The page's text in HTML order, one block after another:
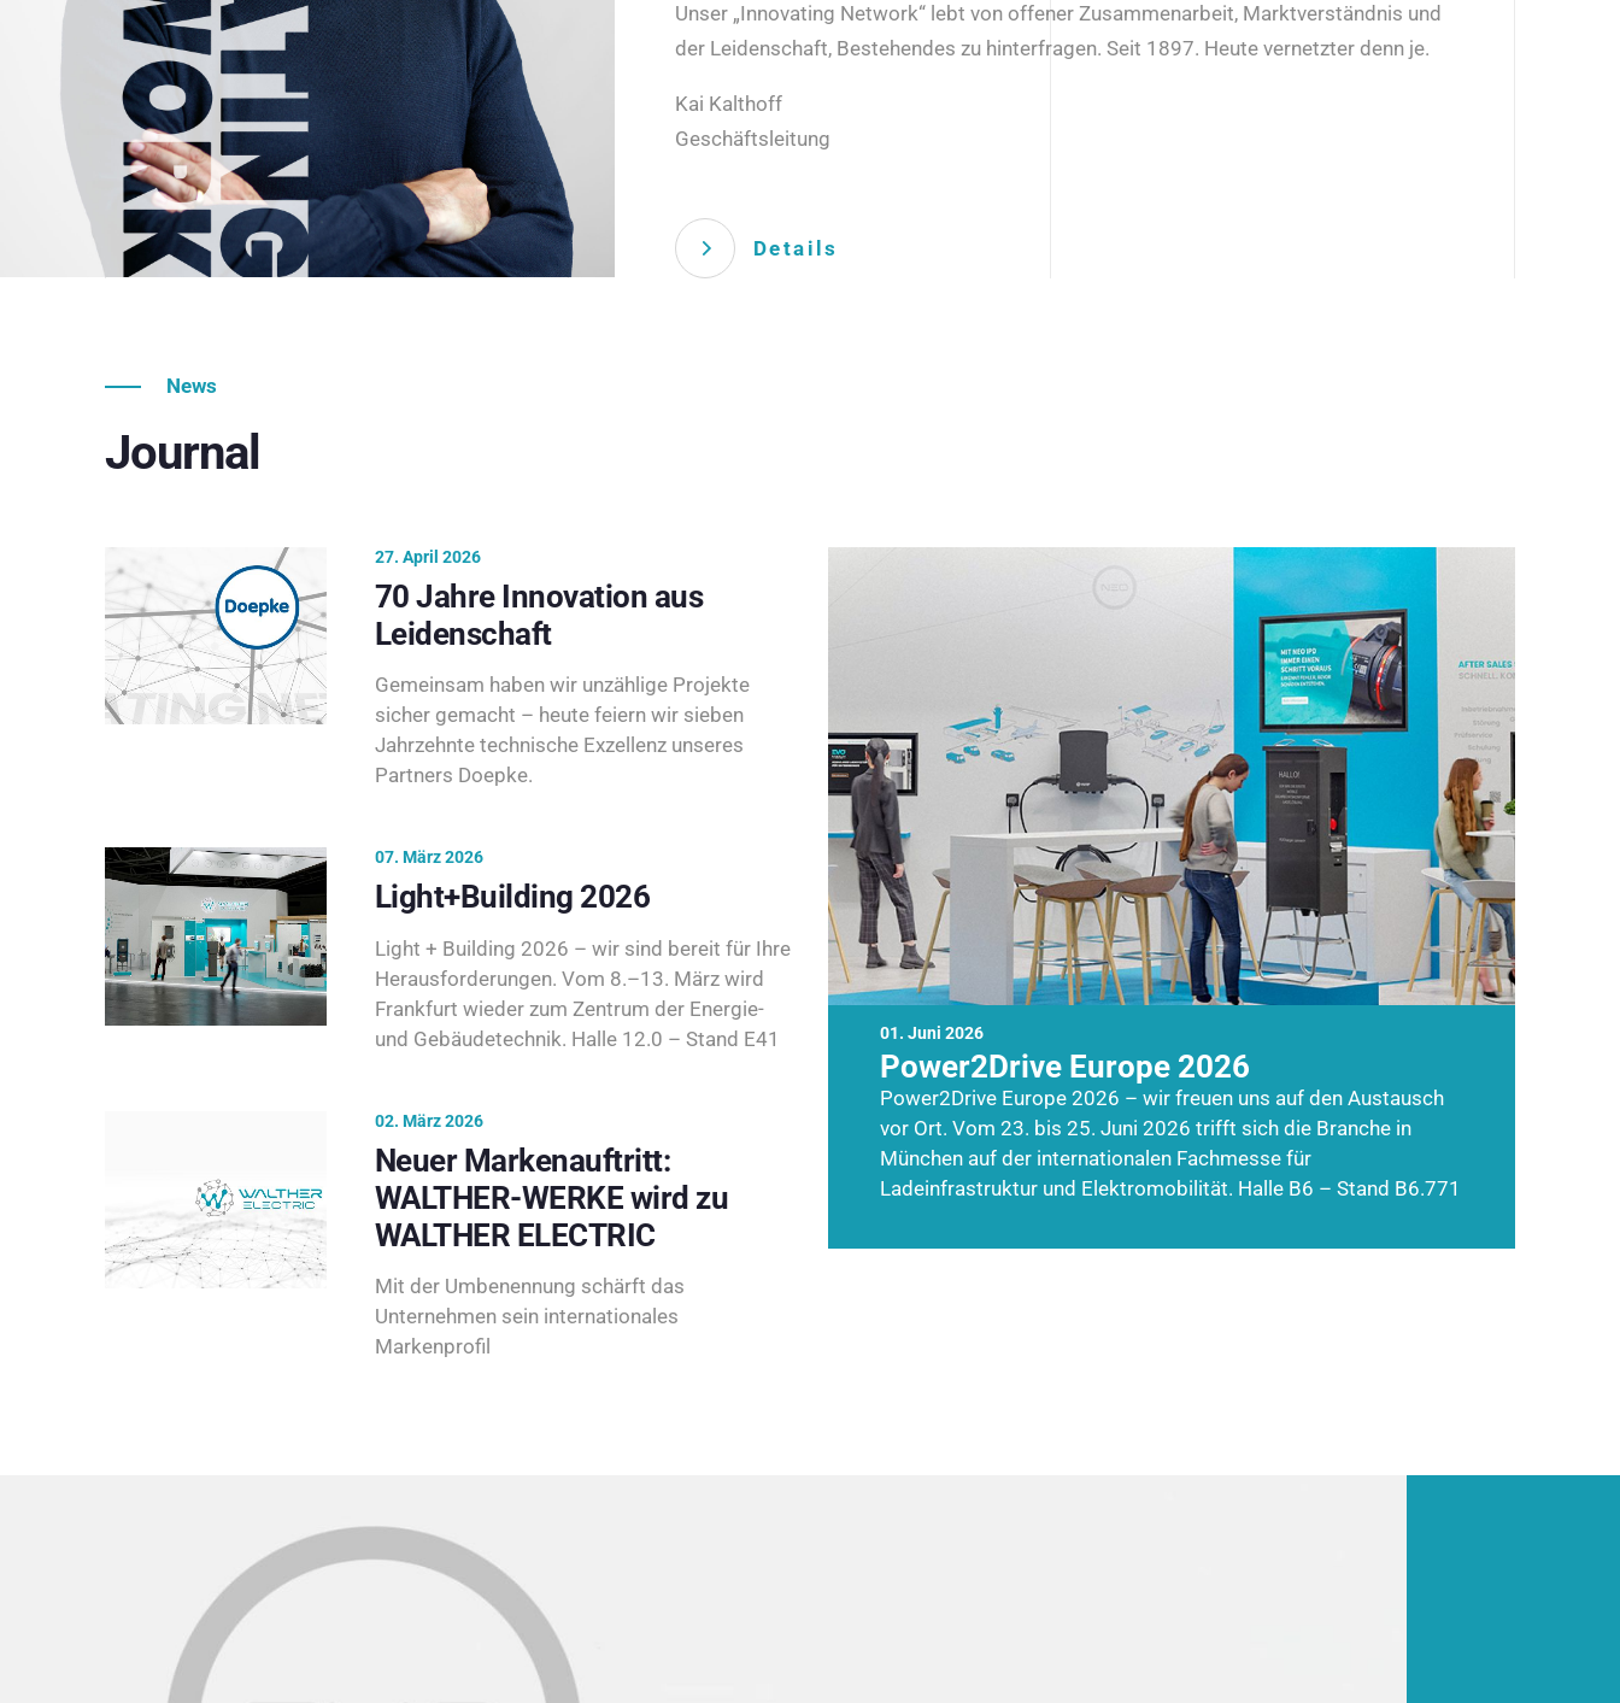
Unser „Innovating Network“ lebt von offener Zusammenarbeit, Marktverständnis und
der Leidenschaft, Bestehendes zu hinterfragen. Seit 1897. Heute vernetzter denn je.
Kai Kalthoff
Geschäftsleitung
Details
News
Journal
01. Juni 2026
Power2Drive Europe 2026
Power2Drive Europe 2026 – wir freuen uns auf den Austausch
vor Ort. Vom 23. bis 25. Juni 2026 trifft sich die Branche in
München auf der internationalen Fachmesse für
Ladeinfrastruktur und Elektromobilität. Halle B6 – Stand B6.771
27. April 2026
70 Jahre Innovation aus
Leidenschaft
Gemeinsam haben wir unzählige Projekte
sicher gemacht – heute feiern wir sieben
Jahrzehnte technische Exzellenz unseres
Partners Doepke.
07. März 2026
Light+Building 2026
Light + Building 2026 – wir sind bereit für Ihre
Herausforderungen. Vom 8.–13. März wird
Frankfurt wieder zum Zentrum der Energie-
und Gebäudetechnik. Halle 12.0 – Stand E41
02. März 2026
Neuer Markenauftritt:
WALTHER-WERKE wird zu
WALTHER ELECTRIC
Mit der Umbenennung schärft das
Unternehmen sein internationales
Markenprofil